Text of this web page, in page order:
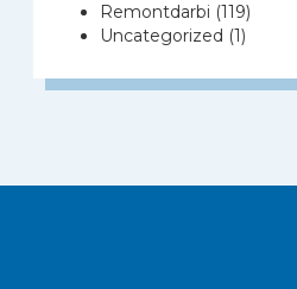
Remontdarbi (119)
Uncategorized (1)